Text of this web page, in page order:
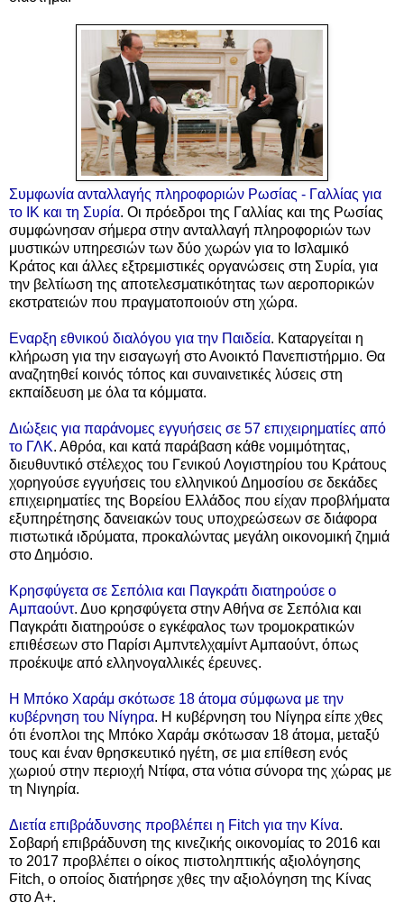
Συμφωνία ανταλλαγής πληροφοριών Ρωσίας - Γαλλίας για
το ΙΚ και τη Συρία. Οι πρόεδροι της Γαλλίας και της Ρωσίας
συμφώνησαν σήμερα στην ανταλλαγή πληροφοριών των
μυστικών υπηρεσιών των δύο χωρών για το Ισλαμικό
Κράτος και άλλες εξτρεμιστικές οργανώσεις στη Συρία, για
την βελτίωση της αποτελεσματικότητας των αεροπορικών
εκστρατειών που πραγματοποιούν στη χώρα.
Εναρξη εθνικού διαλόγου για την Παιδεία. Καταργείται η
κλήρωση για την εισαγωγή στο Ανοικτό Πανεπιστήρμιο. Θα
αναζητηθεί κοινός τόπος και συναινετικές λύσεις στη
εκπαίδευση με όλα τα κόμματα.
Διώξεις για παράνομες εγγυήσεις σε 57 επιχειρηματίες από
το ΓΛΚ. Αθρόα, και κατά παράβαση κάθε νομιμότητας,
διευθυντικό στέλεχος του Γενικού Λογιστηρίου του Κράτους
χορηγούσε εγγυήσεις του ελληνικού Δημοσίου σε δεκάδες
επιχειρηματίες της Βορείου Ελλάδος που είχαν προβλήματα
εξυπηρέτησης δανειακών τους υποχρεώσεων σε διάφορα
πιστωτικά ιδρύματα, προκαλώντας μεγάλη οικονομική ζημιά
στο Δημόσιο.
Κρησφύγετα σε Σεπόλια και Παγκράτι διατηρούσε ο
Αμπαούντ. Δυο κρησφύγετα στην Αθήνα σε Σεπόλια και
Παγκράτι διατηρούσε ο εγκέφαλος των τρομοκρατικών
επιθέσεων στο Παρίσι Αμπντελχαμίντ Αμπαούντ, όπως
προέκυψε από ελληνογαλλικές έρευνες.
Η Μπόκο Χαράμ σκότωσε 18 άτομα σύμφωνα με την
κυβέρνηση του Νίγηρα. Η κυβέρνηση του Νίγηρα είπε χθες
ότι ένοπλοι της Μπόκο Χαράμ σκότωσαν 18 άτομα, μεταξύ
τους και έναν θρησκευτικό ηγέτη, σε μια επίθεση ενός
χωριού στην περιοχή Ντίφα, στα νότια σύνορα της χώρας με
τη Νιγηρία.
Διετία επιβράδυνσης προβλέπει η Fitch για την Κίνα.
Σοβαρή επιβράδυνση της κινεζικής οικονομίας το 2016 και
το 2017 προβλέπει ο οίκος πιστοληπτικής αξιολόγησης
Fitch, ο οποίος διατήρησε χθες την αξιολόγηση της Κίνας
στο Α+.